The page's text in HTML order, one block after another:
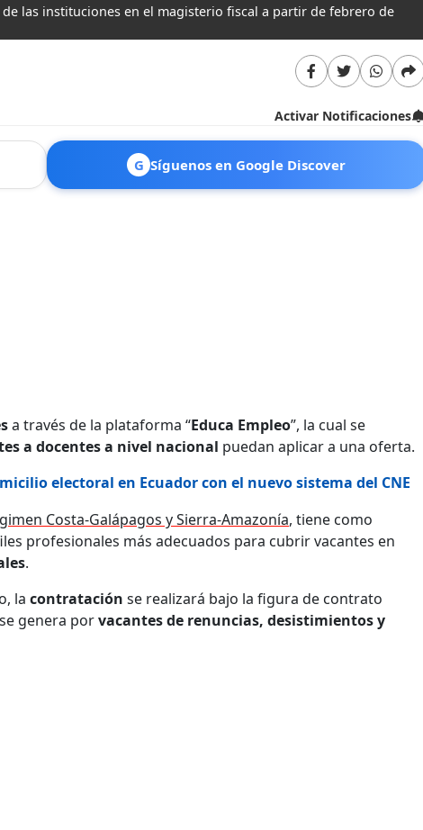
las instituciones en el magisterio fiscal a partir de febrero de
Activar Notificaciones
G Síguenos en Google Discover
a través de la plataforma “Educa Empleo”, la cual se
a docentes a nivel nacional puedan aplicar a una oferta.
electoral en Ecuador con el nuevo sistema del CNE
Costa-Galápagos y Sierra-Amazonía, tiene como
profesionales más adecuados para cubrir vacantes en
.
la contratación se realizará bajo la figura de contrato
genera porvacantes de renuncias, desistimientos y